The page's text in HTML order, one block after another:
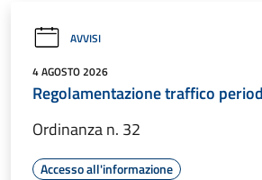
AVVISI
4 AGOSTO 2026
Regolamentazione traffico
Ordinanza n. 32
Accesso all'informazione